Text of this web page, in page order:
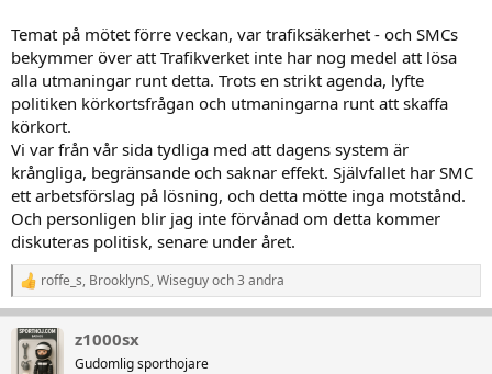
Temat på mötet förre veckan, var trafiksäkerhet - och SMCs
bekymmer över att Trafikverket inte har nog medel att lösa
alla utmaningar runt detta. Trots en strikt agenda, lyfte
politiken körkortsfrågan och utmaningarna runt att skaffa
körkort.
Vi var från vår sida tydliga med att dagens system är
krångliga, begränsande och saknar effekt. Självfallet har SMC
ett arbetsförslag på lösning, och detta mötte inga motstånd.
Och personligen blir jag inte förvånad om detta kommer
diskuteras politisk, senare under året.
R
e
a
k
t
roffe_s, BrooklynS,Wiseguyoch 3 andra
z1000sx
Gudomlig sporthojare